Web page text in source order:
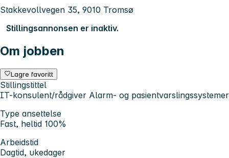
Stakkevollvegen 35, 9010 Tromsø
Stillingsannonsen er inaktiv.
Om jobben
Lagre favoritt
Stillingstittel
IT-konsulent/rådgiver Alarm- og pasientvarslingssystemer
Type ansettelse
Fast, heltid 100%
Arbeidstid
Dagtid, ukedager